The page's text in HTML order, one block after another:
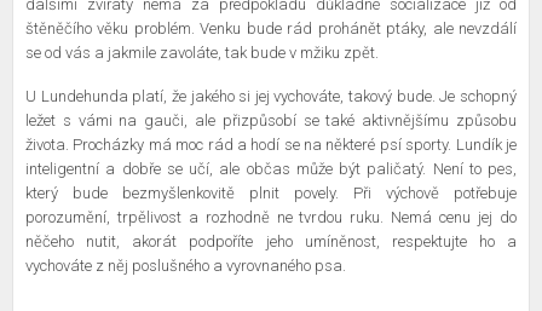
dalšími zvířaty nemá za předpokladu důkladné socializace již od
štěněčího věku problém. Venku bude rád prohánět ptáky, ale nevzdálí
se od vás a jakmile zavoláte, tak bude v mžiku zpět.
U Lundehunda platí, že jakého si jej vychováte, takový bude. Je schopný
ležet s vámi na gauči, ale přizpůsobí se také aktivnějšímu způsobu
života. Procházky má moc rád a hodí se na některé psí sporty. Lundík je
inteligentní a dobře se učí, ale občas může být paličatý. Není to pes,
který bude bezmyšlenkovitě plnit povely. Při výchově potřebuje
porozumění, trpělivost a rozhodně ne tvrdou ruku. Nemá cenu jej do
něčeho nutit, akorát podpoříte jeho umíněnost, respektujte ho a
vychováte z něj poslušného a vyrovnaného psa.